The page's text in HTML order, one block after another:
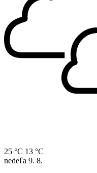
25 °C 13 °C
nedeľa 9. 8.